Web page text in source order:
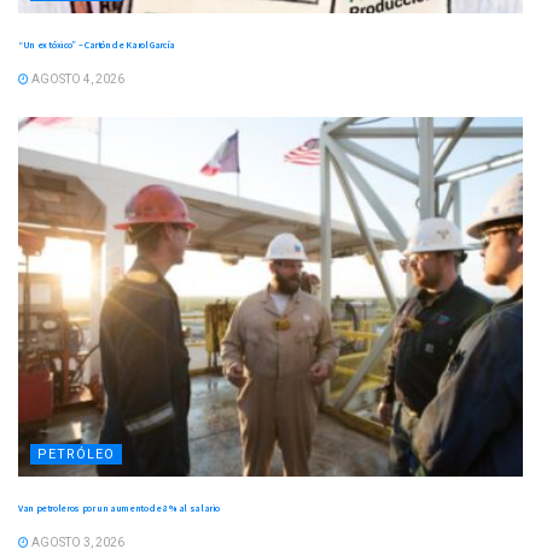
“Un ex tóxico” – Cartón de Karol García
AGOSTO 4, 2026
PETRÓLEO
Van petroleros por un aumento de 8 % al salario
AGOSTO 3, 2026